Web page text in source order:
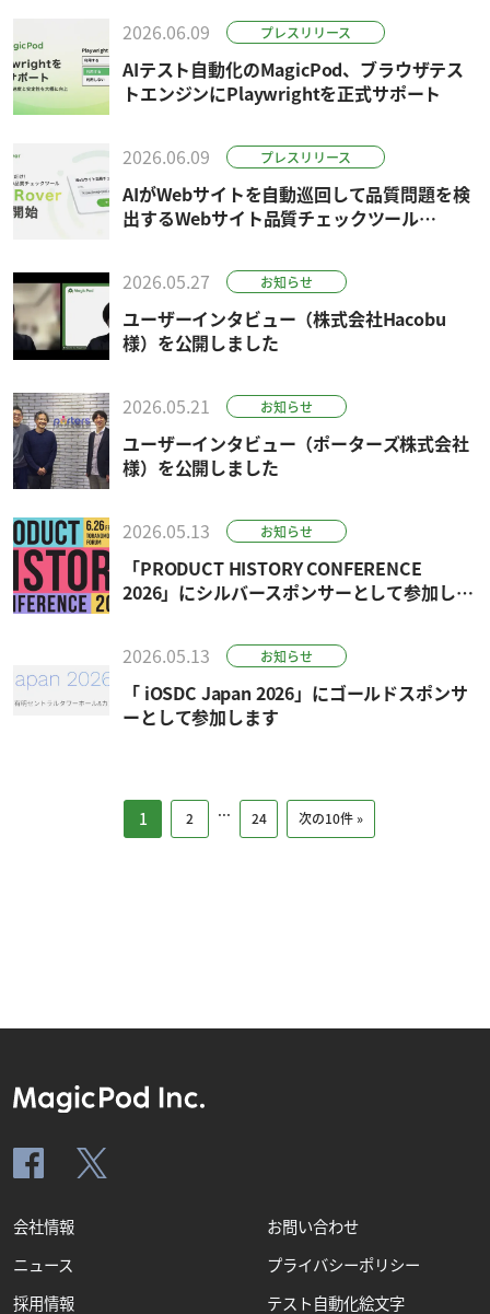
2026.06.09
プレスリリース
AIテスト自動化のMagicPod、ブラウザテス
トエンジンにPlaywrightを正式サポート
2026.06.09 プレスリリース
AIがWebサイトを自動巡回して品質問題を検
出するWebサイト品質チェックツール
2026.05.27
お知らせ
ユーザーインタビュー（株式会社Hacobu
様）を公開しました
2026.05.21 お知らせ
ユーザーインタビュー（ポーターズ株式会社
様）を公開しました
2026.05.13 お知らせ
「PRODUCT HISTORY CONFERENCE
2026」にシルバースポンサーとして参加しま
2026.05.13
お知らせ
「 iOSDC Japan 2026」にゴールドスポンサ
ーとして参加します
1 2 ... 24 次の10件 »
会社情報
ニュース
採用情報
お問い合わせ
プライバシーポリシー
テスト自動化絵文字